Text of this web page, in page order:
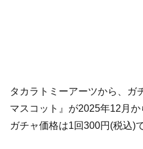
タカラトミーアーツから、ガ
マスコット』が2025年12月か
ガチャ価格は1回300円(税込)